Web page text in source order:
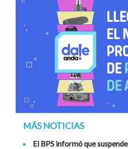
MÁS NOTICIAS
El BPS informó que